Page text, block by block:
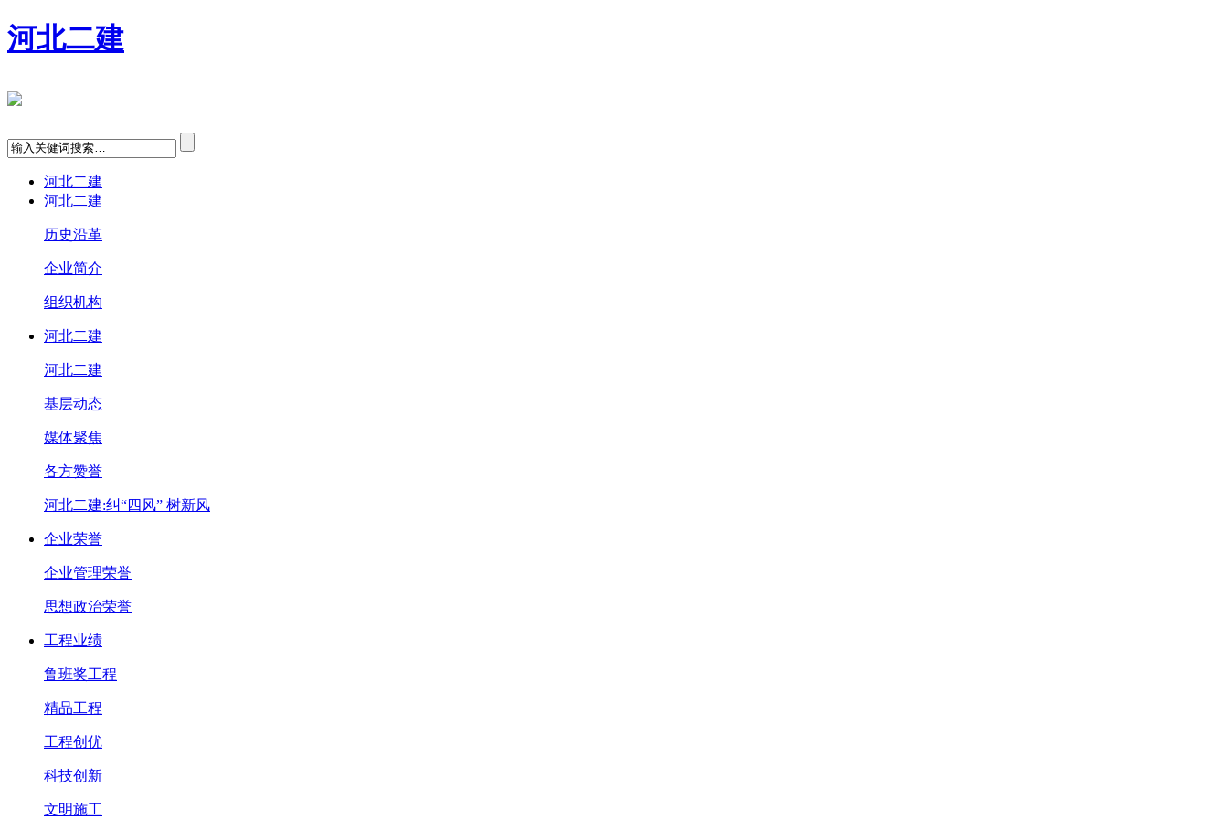
河北二建
河北二建
河北二建
历史沿革
企业简介
组织机构
河北二建
河北二建
基层动态
媒体聚焦
各方赞誉
河北二建:纠“四风” 树新风
企业荣誉
企业管理荣誉
思想政治荣誉
工程业绩
鲁班奖工程
精品工程
工程创优
科技创新
文明施工